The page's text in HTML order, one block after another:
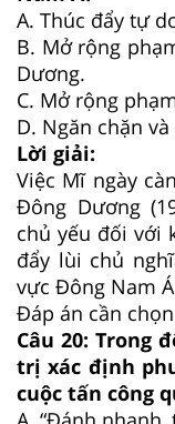
A. Thúc đẩy tự
B. Mở rộng
Dương.
C. Mở rộng
D. Ngăn chặn
Lời giải:
Việc Mĩ ngày
Đông Dương
chủ yếu đối với
đẩy lùi chủ
vực Đông Nam
Đáp án cần
Câu 20: Trong
trị xác định
cuộc tấn công